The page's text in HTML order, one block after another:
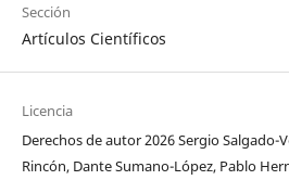
Sección
Artículos Científicos
Licencia
Derechos de autor 2026 Sergio Salgado-
Rincón, Dante Sumano-López, Pablo